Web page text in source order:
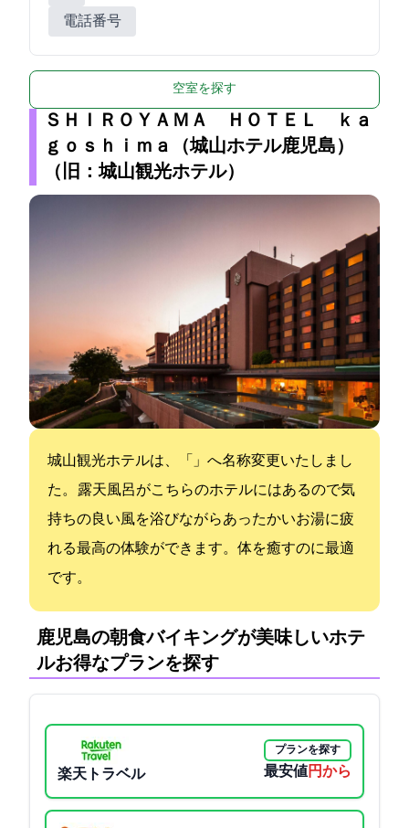
電話番号
空室を探す
ＳＨＩＲＯＹＡＭＡ ＨＯＴＥＬ ｋａ
ｇｏｓｈｉｍａ（城山ホテル鹿児島）
（旧：城山観光ホテル）
城山観光ホテルは、「SHIROYAMA HOTEL kagoshima」へ名称変更いたしまし
た。 露天風呂がこちらのホテルにはあるので気
持ちの良い風を浴びながらあったかいお湯に疲
れる最高の体験ができます。体を癒すのに最適
です。
鹿児島の朝食バイキングが美味しいホテ
ル:お得なプランを探す
楽天トラベル
プランを探す
最安値8030円から